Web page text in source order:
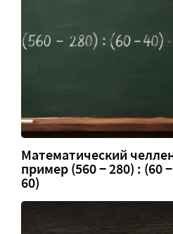
Математический
пример (560 − 280) : (60
60)